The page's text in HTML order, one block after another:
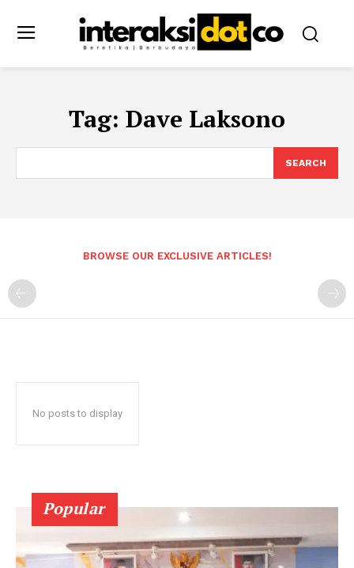
Tag: Dave Laksono
SEARCH
BROWSE OUR EXCLUSIVE ARTICLES!
No posts to display
Popular